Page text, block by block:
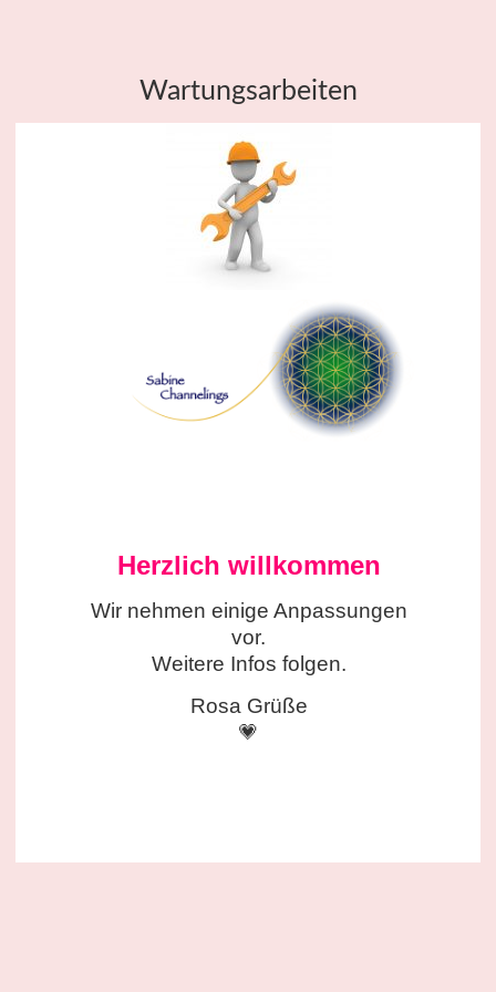
Wartungsarbeiten
Herzlich willkommen
Wir nehmen einige Anpassungen
vor.
Weitere Infos folgen.
Rosa Grüße
💗